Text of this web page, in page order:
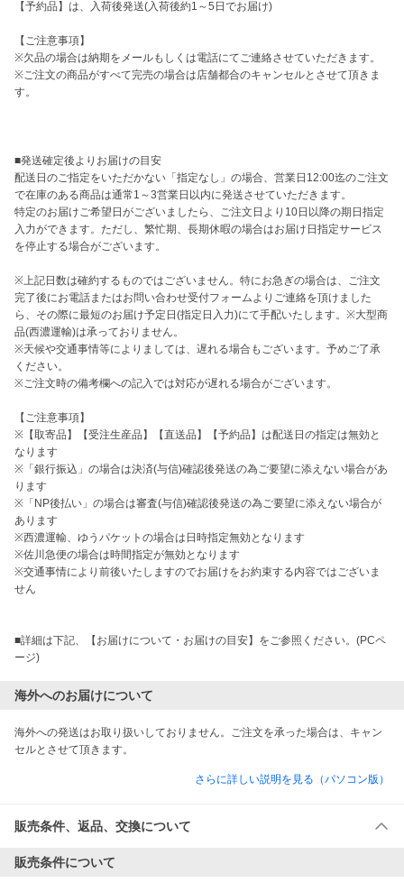
【予約品】は、入荷後発送(入荷後約1～5日でお届け)
【ご注意事項】
※欠品の場合は納期をメールもしくは電話にてご連絡させていただきます。
※ご注文の商品がすべて完売の場合は店舗都合のキャンセルとさせて頂きま
す。
■発送確定後よりお届けの目安
配送日のご指定をいただかない「指定なし」の場合、営業日12:00迄のご注文
で在庫のある商品は通常1～3営業日以内に発送させていただきます。
特定のお届けご希望日がございましたら、ご注文日より10日以降の期日指定
入力ができます。ただし、繁忙期、長期休暇の場合はお届け日指定サービス
を停止する場合がございます。
※上記日数は確約するものではございません。特にお急ぎの場合は、ご注文
完了後にお電話またはお問い合わせ受付フォームよりご連絡を頂けました
ら、その際に最短のお届け予定日(指定日入力)にて手配いたします。※大型商
品(西濃運輸)は承っておりません。
※天候や交通事情等によりましては、遅れる場合もございます。予めご了承
ください。
※ご注文時の備考欄への記入では対応が遅れる場合がございます。
【ご注意事項】
※【取寄品】【受注生産品】【直送品】【予約品】は配送日の指定は無効と
なります
※「銀行振込」の場合は決済(与信)確認後発送の為ご要望に添えない場合があ
ります
※「NP後払い」の場合は審査(与信)確認後発送の為ご要望に添えない場合が
あります
※西濃運輸、ゆうパケットの場合は日時指定無効となります
※佐川急便の場合は時間指定が無効となります
※交通事情により前後いたしますのでお届けをお約束する内容ではございま
せん
■詳細は下記、【お届けについて・お届けの目安】をご参照ください。(PCペ
ージ)
海外へのお届けについて
海外への発送はお取り扱いしておりません。ご注文を承った場合は、キャン
セルとさせて頂きます。
さらに詳しい説明を見る（パソコン版）
販売条件、返品、交換について
販売条件について